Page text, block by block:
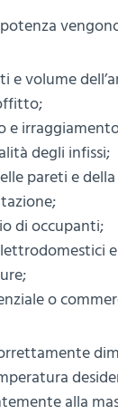
e volume
e
degli infissi;
pareti e
di occupanti;
e
o
alla